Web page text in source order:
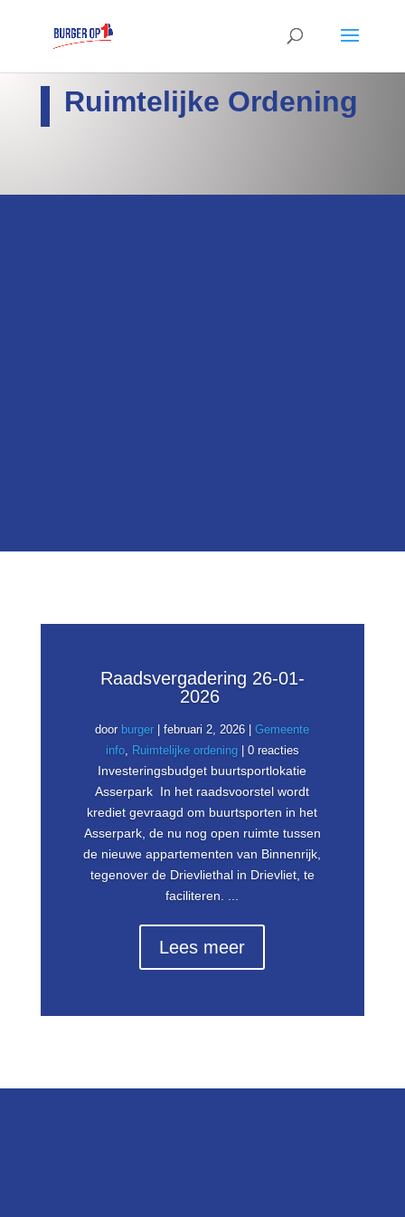
Ruimtelijke Ordening
Raadsvergadering 26-01-
2026
door burger |februari 2, 2026 |Gemeente
info, Ruimtelijke ordening| 0 reacties
Investeringsbudget buurtsportlokatie
Asserpark In het raadsvoorstel wordt
krediet gevraagd om buurtsporten in het
Asserpark, de nu nog open ruimte tussen
de nieuwe appartementen van Binnenrijk,
tegenover de Drievliethal in Drievliet, te
faciliteren. ...
Lees meer